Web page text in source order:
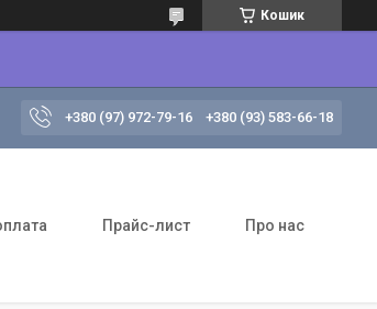
Кошик
+380 (97) 972-79-16 +380 (93) 583-66-18
Прайс-лист Про нас